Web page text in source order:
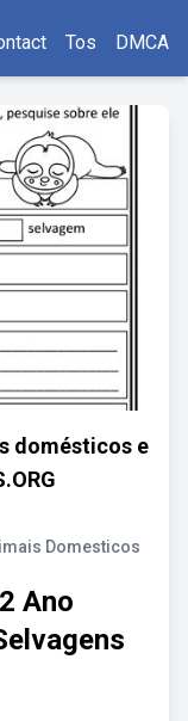
Tos DMCA
domésticos e
Domesticos
Ano